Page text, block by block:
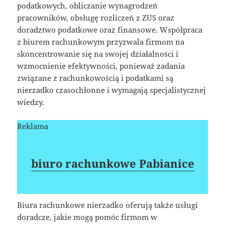
podatkowych, obliczanie wynagrodzeń
pracowników, obsługę rozliczeń z ZUS oraz
doradztwo podatkowe oraz finansowe. Współpraca
z biurem rachunkowym przyzwala firmom na
skoncentrowanie się na swojej działalności i
wzmocnienie efektywności, ponieważ zadania
związane z rachunkowością i podatkami są
nierzadko czasochłonne i wymagają specjalistycznej
wiedzy.
Reklama
biuro rachunkowe Pabianice
Biura rachunkowe nierzadko oferują także usługi
doradcze, jakie mogą pomóc firmom w